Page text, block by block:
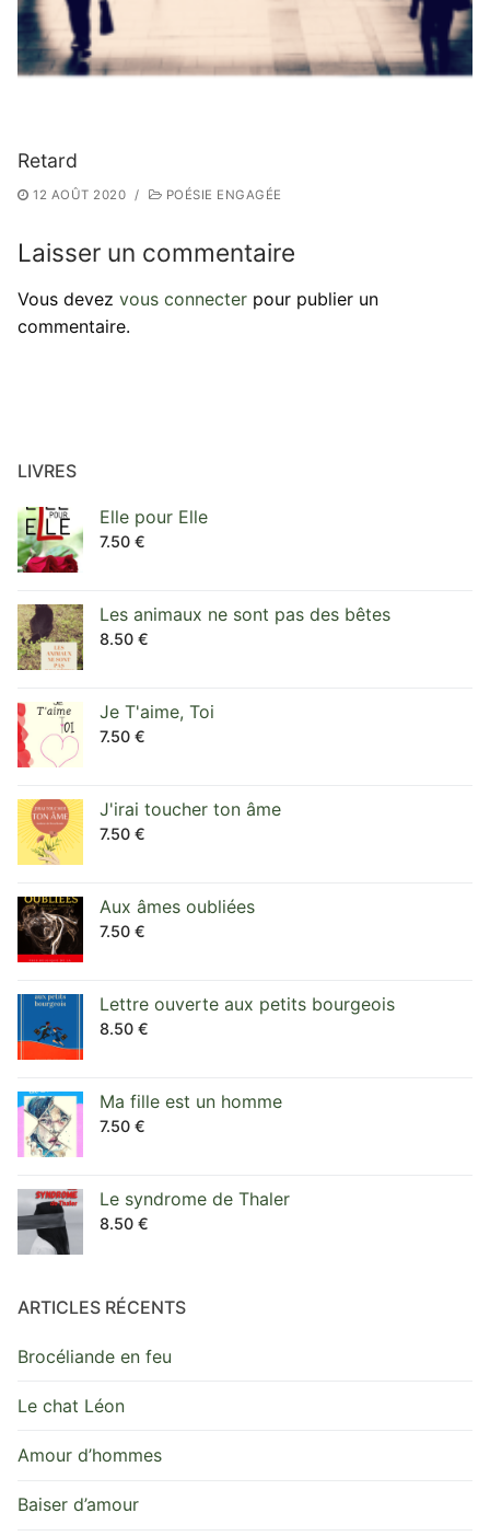
Retard
12 AOÛT 2020 / POÉSIE ENGAGÉE
Laisser un commentaire
Vous devez vous connecter pour publier un
commentaire.
LIVRES
Elle pour Elle
7.50 €
Les animaux ne sont pas des bêtes
8.50 €
Je T'aime, Toi
7.50 €
J'irai toucher ton âme
7.50 €
Aux âmes oubliées
7.50 €
Lettre ouverte aux petits bourgeois
8.50 €
Ma fille est un homme
7.50 €
Le syndrome de Thaler
8.50 €
ARTICLES RÉCENTS
Brocéliande en feu
Le chat Léon
Amour d’hommes
Baiser d’amour